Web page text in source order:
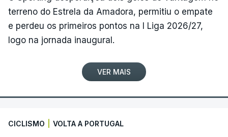
terreno do Estrela da Amadora, permitiu o empate
e perdeu os primeiros pontos na I Liga 2026/27,
logo na jornada inaugural.
VER MAIS
CICLISMO VOLTA A PORTUGAL